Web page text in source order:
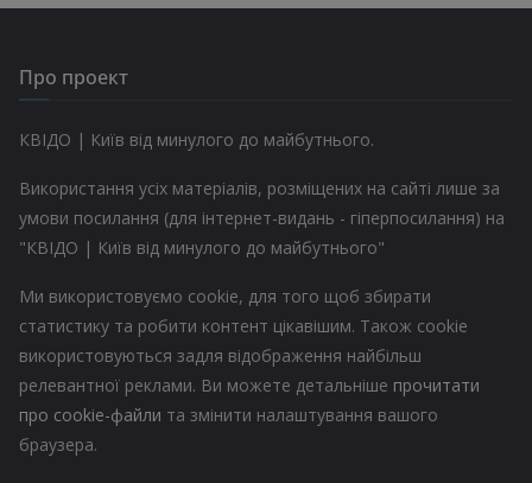
Про проект
КВІДО | Київ від минулого до майбутнього.
Використання усіх матеріалів, розміщених на сайті лише за
умови посилання (для інтернет-видань - гіперпосилання) на
"КВІДО | Київ від минулого до майбутнього"
Ми використовуємо cookie, для того щоб збирати
статистику та робити контент цікавішим. Також cookie
використовуються задля відображення найбільш
релевантної реклами. Ви можете детальніше прочитати
про cookie-файли та змінити налаштування вашого
браузера.